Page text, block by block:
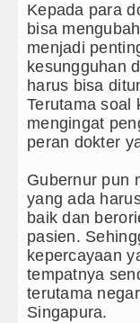
Diblokir Warga
Kesenian
Rute
Perth Selasa
Kepada para
bisa
menjadi
kesungguhan
harus bisa
Terutama soal
mengingat
peran dokter
Gubernur pun
yang ada
baik dan
pasien.
kepercayaan
tempatnya
terutama
Singapura.